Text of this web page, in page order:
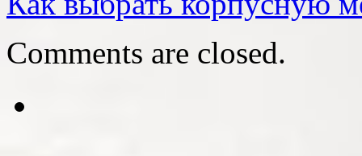
Comments are closed.